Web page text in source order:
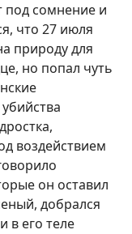
под сомнение и
что 27 июля
природу для
но попал чуть
воздействием
он оставил
добрался
в его теле